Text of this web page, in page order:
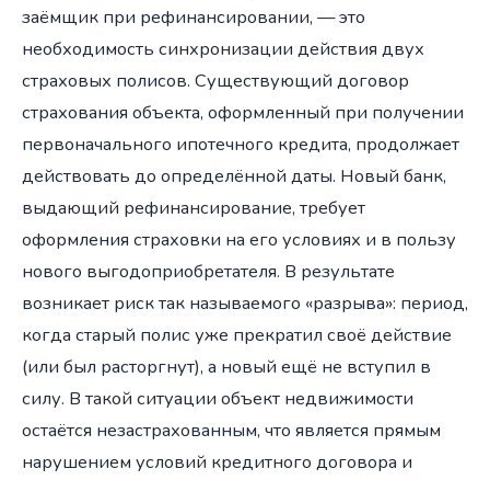
заёмщик при рефинансировании, — это
необходимость синхронизации действия двух
страховых полисов. Существующий договор
страхования объекта, оформленный при получении
первоначального ипотечного кредита, продолжает
действовать до определённой даты. Новый банк,
выдающий рефинансирование, требует
оформления страховки на его условиях и в пользу
нового выгодоприобретателя. В результате
возникает риск так называемого «разрыва»: период,
когда старый полис уже прекратил своё действие
(или был расторгнут), а новый ещё не вступил в
силу. В такой ситуации объект недвижимости
остаётся незастрахованным, что является прямым
нарушением условий кредитного договора и